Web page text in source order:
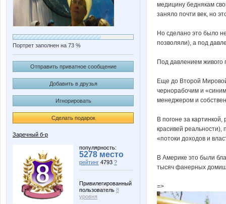
Портрет заполнен на 73 %
Отправить приватное сообщение
Добавить в друзья
Игнорировать
Сделать подарок
Заречный б-р
популярность:
5278 место
рейтинг 4793 ?
Привилегированный
пользователь 8
уровня
медицину беднякам
заняло почти век, но
Но сделано это было
позволяли), а под
Под давлением живого
Еще до Второй
чернорабочим и
менеджером и
В погоне за
красивей реальности),
«потоки доходов и
В Америке это были
тысяч фанерных
=>